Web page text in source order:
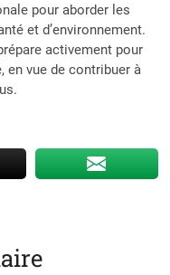
pour aborder les
et d’environnement.
activement pour
en vue de contribuer à